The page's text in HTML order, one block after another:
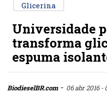
Glicerina
Universidade
transforma
espuma
BiodieselBR.com- 06 abr 2016 -